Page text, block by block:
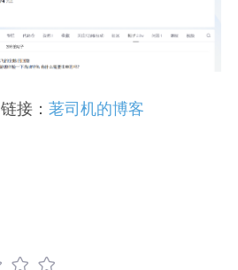
接：荖司机的博客